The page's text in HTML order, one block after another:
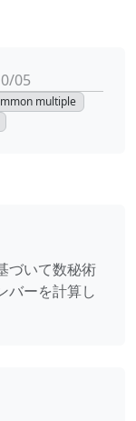
05
multiple
づいて数秘術
バーを計算し